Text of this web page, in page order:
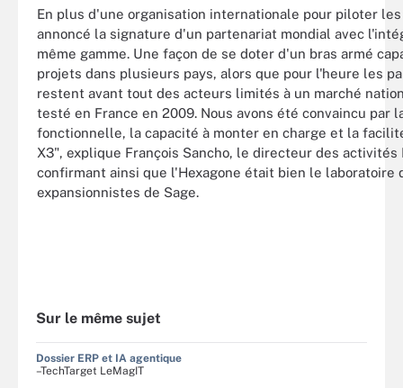
En plus d'une organisation internationale pour piloter
annoncé la signature d'un partenariat mondial avec
même gamme. Une façon de se doter d'un bras armé
projets dans plusieurs pays, alors que pour l'heure les
restent avant tout des acteurs limités à un marché
testé en France en 2009. Nous avons été convaincu par
fonctionnelle, la capacité à monter en charge et la
X3", explique François Sancho, le directeur des activités
confirmant ainsi que l'Hexagone était bien le laboratoire
expansionnistes de Sage.
Sur le même sujet
Dossier ERP et IA agentique
–TechTarget LeMagIT